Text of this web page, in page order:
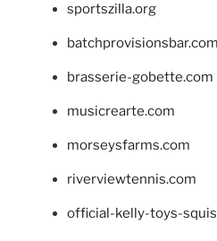
sportszilla.org
batchprovisionsbar.com
brasserie-gobette.com
musicrearte.com
morseysfarms.com
riverviewtennis.com
official-kelly-toys-